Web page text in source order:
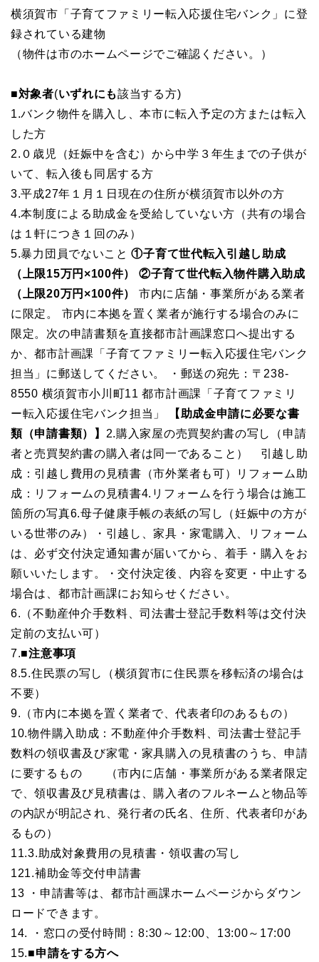
横須賀市「子育てファミリー転入応援住宅バンク」に登
録されている建物
（物件は市のホームページでご確認ください。）
■対象者(いずれにも該当する方)
1.バンク物件を購入し、本市に転入予定の方または転入
した方
2.０歳児（妊娠中を含む）から中学３年生までの子供が
いて、転入後も同居する方
3.平成27年１月１日現在の住所が横須賀市以外の方
4.本制度による助成金を受給していない方（共有の場合
は１軒につき１回のみ）
5.暴力団員でないこと ①子育て世代転入引越し助成
（上限15万円×100件）
②子育て世代転入物件購入助成
（
上限20万円×100件）
市内に店舗・事業所がある業者
に限定。
市内に本拠を置く業者が施行する場合のみに
限定。 次の申請書類を直接都市計画課窓口へ提出する
か、都市計画課「子育てファミリー転入応援住宅バンク
担当」に郵送してください。
・郵送の宛先：〒238-
8550 横須賀市小川町11 都市計画課「子育てファミリ
ー転入応援住宅バンク担当」
【助成金申請に必要な書
類（申請書類）】 2.購入家屋の売買契約書の写し（申請
者と売買契約書の購入者は同一であること）
引越し助
成 ：引越し費用の見積書（市外業者も可）
リフォーム助
成 ：リフォームの見積書4. リフォームを行う場合は施工
箇所の写真6.母子健康手帳の表紙の写し（妊娠中の方が
いる世帯のみ）
・引越し、家具・家電購入、リフォーム
は、必ず交付決定通知書が届いてから、 着手・購入をお
願いいたします。
・交付決定後、内容を変更・中止する
場合は、都市計画課にお知らせください。
6.（不動産仲介手数料、司法書士登記手数料等は交付決
定前の支払い可）
7.■注意事項
8.5.住民票の写し（横須賀市に住民票を移転済の場合は
不要）
9.（市内に本拠を置く業者で、代表者印のあるもの）
10.物件購入助成 ：不動産仲介手数料、司法書士登記手
数料の領収書及び家電・家具購入の見積書のうち、申請
に要するもの
（市内に店舗・事業所がある業者限定
で、領収書及び見積書は、購入者のフルネームと物品等
の内訳が明記され、発行者の氏名、住所、代表者印があ
るもの）
11.3.助成対象費用の見積書・領収書の写し
121.補助金等交付申請書
13
・申請書等は、都市計画課ホームページからダウン
ロードできます。
14.
・窓口の受付時間：8:30～12:00、13:00～17:00
15.■申請をする方へ